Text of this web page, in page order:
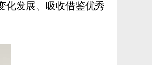
化发展、吸收借鉴优秀